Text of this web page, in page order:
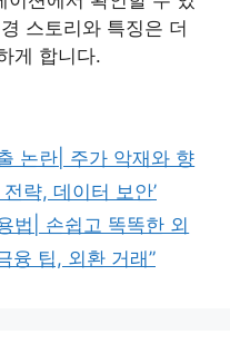
스토리와 특징은 더
게 합니다.
논란| 주가 악재와 향
략, 데이터 보안’
법| 손쉽고 똑똑한 외
융 팁, 외환 거래”